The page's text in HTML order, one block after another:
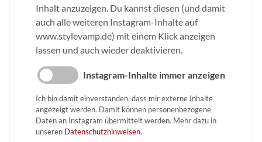
Inhalt anzuzeigen. Du kannst diesen (und damit
auch alle weiteren Instagram-Inhalte auf
www.stylevamp.de) mit einem Klick anzeigen
lassen und auch wieder deaktivieren.
Instagram-Inhalte immer anzeigen
Ich bin damit einverstanden, dass mir externe Inhalte
angezeigt werden. Damit können personenbezogene
Daten an Instagram übermittelt werden. Mehr dazu in
unseren Datenschutzhinweisen.